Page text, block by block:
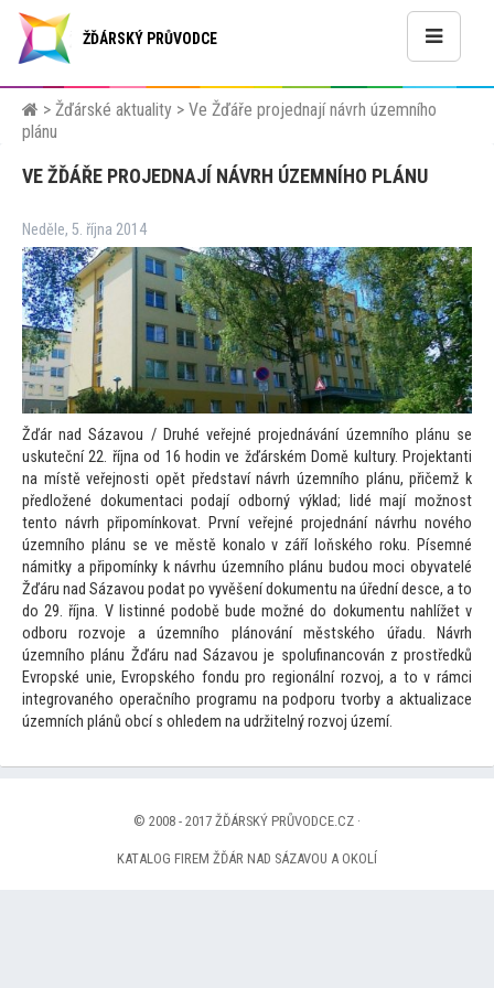
ŽĎÁRSKÝ PRŮVODCE
> Žďárské aktuality > Ve Žďáře projednají návrh územního
plánu
VE ŽĎÁŘE PROJEDNAJÍ NÁVRH ÚZEMNÍHO PLÁNU
Neděle, 5. října 2014
Žďár nad Sázavou / Druhé veřejné projednávání územního plánu se
uskuteční 22. října od 16 hodin ve žďárském Domě kultury. Projektanti
na místě veřejnosti opět představí návrh územního plánu, přičemž k
předložené dokumentaci podají odborný výklad; lidé mají možnost
tento návrh připomínkovat. První veřejné projednání návrhu nového
územního plánu se ve městě konalo v září loňského roku. Písemné
námitky a připomínky k návrhu územního plánu budou moci obyvatelé
Žďáru nad Sázavou podat po vyvěšení dokumentu na úřední desce, ato
do 29. října. V listinné podobě bude možné do dokumentu nahlížet v
odboru rozvoje a územního plánování městského úřadu. Návrh
územního plánu Žďáru nad Sázavou je spolufinancován z prostředků
Evropské unie, Evropského fondu pro regionální rozvoj, a to v rámci
integrovaného operačního programu na podporu tvorby a aktualizace
územních plánů obcí s ohledem na udržitelný rozvoj území.
© 2008 - 2017 ŽĎÁRSKÝ PRŮVODCE.CZ ·
KATALOG FIREM ŽĎÁR NAD SÁZAVOU A OKOLÍ